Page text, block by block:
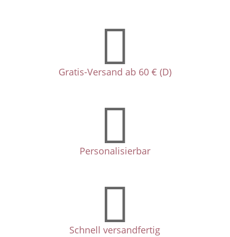

Gratis-Versand ab 60 € (D)

Personalisierbar

Schnell versandfertig